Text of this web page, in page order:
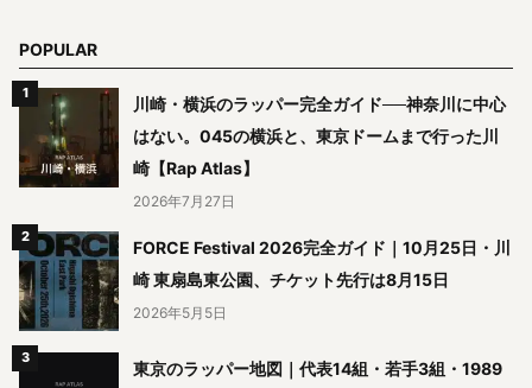
POPULAR
川崎・横浜のラッパー完全ガイド──神奈川に中心
はない。045の横浜と、東京ドームまで行った川
崎【Rap Atlas】
2026年7月27日
FORCE Festival 2026完全ガイド｜10月25日・川
崎 東扇島東公園、チケット先行は8月15日
2026年5月5日
東京のラッパー地図｜代表14組・若手3組・1989